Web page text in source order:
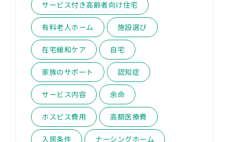
サービス付き高齢者向け住宅
有料老人ホーム 施設選び
在宅緩和ケア 自宅
家族のサポート 認知症
サービス内容 余命
ホスピス費用 高額医療費
入居条件 ナーシングホーム